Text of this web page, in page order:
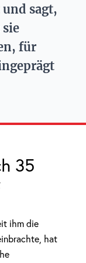
sagt,
für
35
ihm die
hat